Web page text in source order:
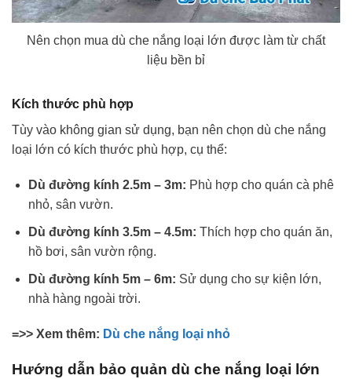
Nên chọn mua dù che nắng loại lớn được làm từ chất
liệu bền bỉ
Kích thước phù hợp
Tùy vào không gian sử dụng, bạn nên chọn dù che nắng
loại lớn có kích thước phù hợp, cụ thể:
Dù đường kính 2.5m – 3m: Phù hợp cho quán cà phê
nhỏ, sân vườn.
Dù đường kính 3.5m – 4.5m: Thích hợp cho quán ăn,
hồ bơi, sân vườn rộng.
Dù đường kính 5m – 6m: Sử dụng cho sự kiện lớn,
nhà hàng ngoài trời.
=>> Xem thêm: Dù che nắng loại nhỏ
Hướng dẫn bảo quản dù che nắng loại lớn